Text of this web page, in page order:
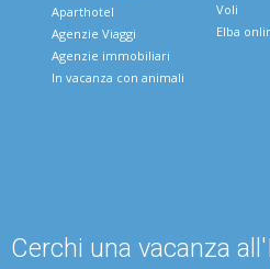
Aparthotel
Agenzie Viaggi
Agenzie immobiliari
In vacanza con animali
Voli
Elba
Cerchi una vacanza